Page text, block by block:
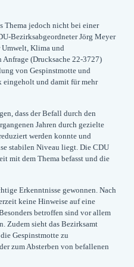
Thema jedoch nicht bei einer
Bezirksabgeordneter Jörg Meyer
Umwelt, Klima und
(Drucksache 22-3727)
von Gespinstmotte und
eingeholt und damit für mehr
dass der Befall durch den
Jahren durch gezielte
werden konnte und
stabilen Niveau liegt. Die CDU
mit dem Thema befasst und die
Erkenntnisse gewonnen. Nach
keine Hinweise auf eine
betroffen sind vor allem
Zudem sieht das Bezirksamt
Gespinstmotte zu
zum Absterben von befallenen